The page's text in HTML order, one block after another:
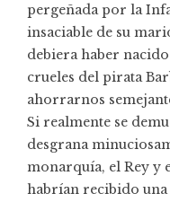
pergeñada por la
insaciable de su
debiera haber
crueles del pirata
ahorrarnos
Si realmente se
desgrana
monarquía, el Rey y
habrían recibido una